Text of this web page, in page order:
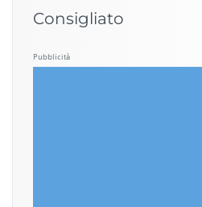
Consigliato
Pubblicità